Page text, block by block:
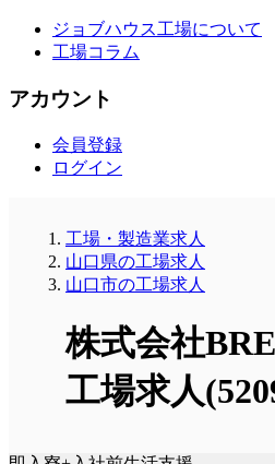
ジョブハウス工場について
工場コラム
アカウント
会員登録
ログイン
工場・製造業求人
山口県の工場求人
山口市の工場求人
株式会社
工場求人